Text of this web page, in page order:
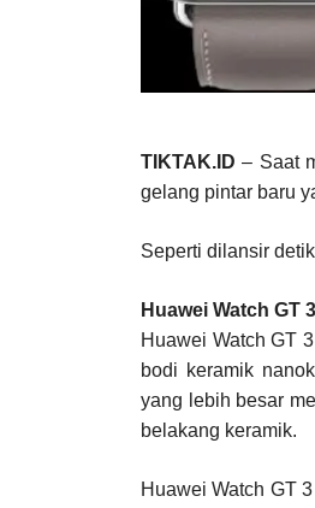
TIKTAK.ID – Saat
gelang pintar baru
Seperti dilansir
Huawei Watch GT
Huawei Watch GT
bodi keramik
yang lebih besar
belakang keramik.
Huawei Watch GT